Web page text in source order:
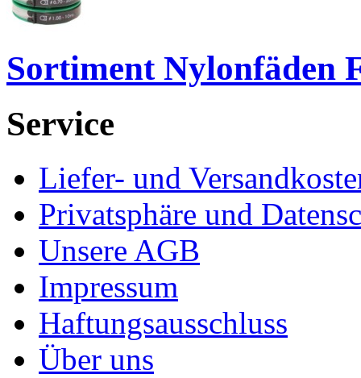
Sortiment Nylonfäden
Service
Liefer- und
Privatsphäre und
Unsere AGB
Impressum
Haftungsausschluss
Über uns